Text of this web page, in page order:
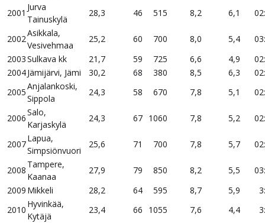
2001
Jurva
Tainuskylä
28,3 46 515 8,2 6,1
2002
Asikkala,
Vesivehmaa
25,2 60 700 8,0 5,4
2003Sulkava kk 21,7 59 725 6,6 4,9
2004Jämijärvi, Jämi 30,2 68 380 8,5 6,3
2005
Anjalankoski,
Sippola
24,3 58 670 7,8 5,1
2006
Salo,
Karjaskylä
24,3 67 1060 7,8 5,2
2007
Lapua,
Simpsiönvuori
25,6 71 700 7,8 5,7
2008
Tampere,
Kaanaa
27,9 79 850 8,2 5,5
2009 Mikkeli 28,2 64 595 8,7 5,9
2010
Hyvinkää,
Kytäjä
23,4 66 1055 7,6 4,4